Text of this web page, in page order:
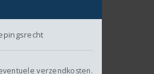
verzendkosten.